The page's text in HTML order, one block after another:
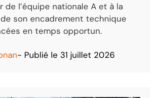
de l’équipe nationale A et à la
son encadrement technique
en temps opportun.
- Publié le 31 juillet 2026